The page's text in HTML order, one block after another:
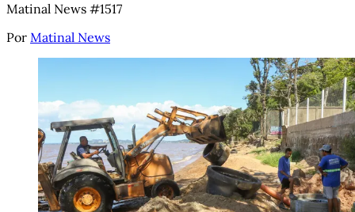
Matinal News #1517
Por Matinal News